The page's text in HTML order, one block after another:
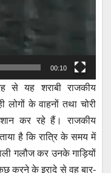
00:10
यह शराबी राजकीय
लोगों के वाहनों तथा चोरी
कर रहे हैं। राजकीय
है कि रात्रि के समय में
गलौज कर उनके गाड़ियों
करने के इरादे से वह बार-